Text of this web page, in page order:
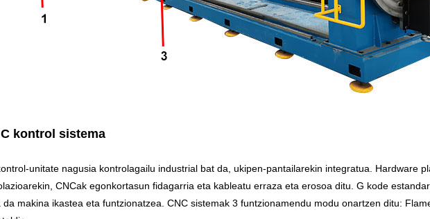
kontrol sistema
unitate nagusia kontrolagailu industrial bat da, ukipen-pantailarekin integratua. Hardware
CNCak egonkortasun fidagarria eta kableatu erraza eta erosoa ditu. G kode
da makina ikastea eta funtzionatzea. CNC sistemak 3 funtzionamendu modu onartzen ditu: